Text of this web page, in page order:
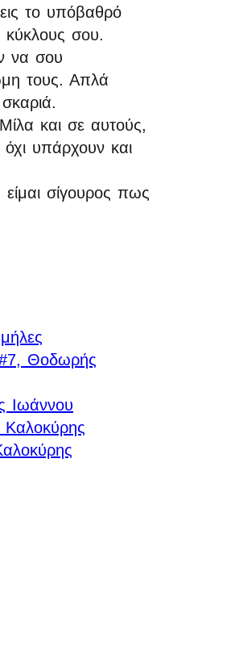
το υπόβαθρό
κύκλους σου.
να σου
τους. Απλά
και σε αυτούς,
υπάρχουν και
σίγουρος πως
Θοδωρής
Ιωάννου